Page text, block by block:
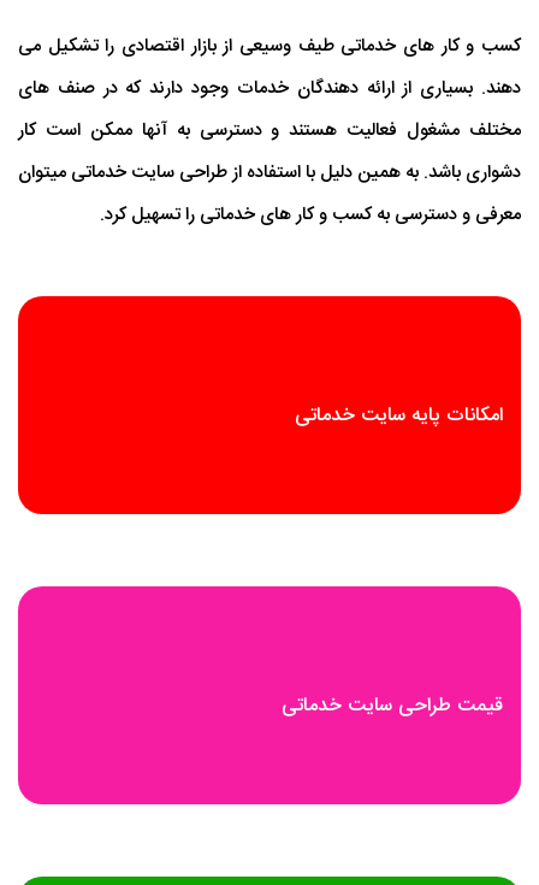
کسب و کار های خدماتی طیف وسیعی از بازار اقتصادی را تشکیل می
دهند. بسیاری از ارائه دهندگان خدمات وجود دارند که در صنف های
مختلف مشغول فعالیت هستند و دسترسی به آنها ممکن است کار
دشواری باشد. به همین دلیل با استفاده از طراحی سایت خدماتی میتوان
معرفی و دسترسی به کسب و کار های خدماتی را تسهیل کرد.
امکانات پایه سایت خدماتی
قیمت طراحی سایت خدماتی